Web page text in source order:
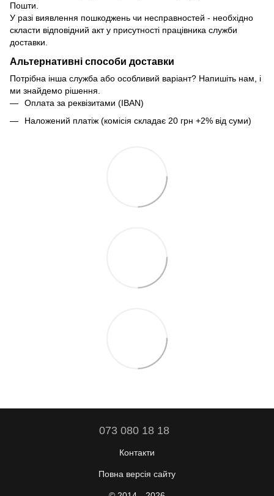
Пошти.
У разі виявлення пошкоджень чи несправностей - необхідно
скласти відповідний акт у присутності працівника служби
доставки.
Альтернативні способи доставки
Потрібна інша служба або особливий варіант? Напишіть нам, і
ми знайдемо рішення.
Оплата за реквізитами (IBAN)
Наложений платіж (комісія складає 20 грн +2% від суми)
073 080 18 18
Контакти
Повна версія сайту